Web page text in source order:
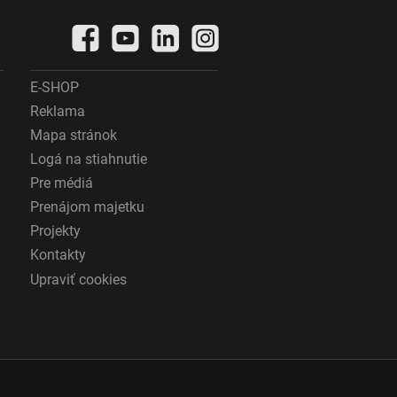
E-SHOP
Reklama
Mapa stránok
Logá na stiahnutie
Pre médiá
Prenájom majetku
Projekty
Kontakty
Upraviť cookies